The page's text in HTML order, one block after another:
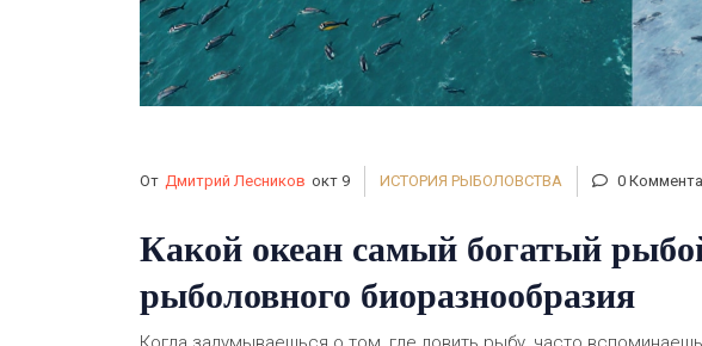
От Дмитрий Лесников окт 9 ИСТОРИЯ РЫБОЛОВСТВА 0
Какой океан самый богатый
рыболовного биоразнообразия